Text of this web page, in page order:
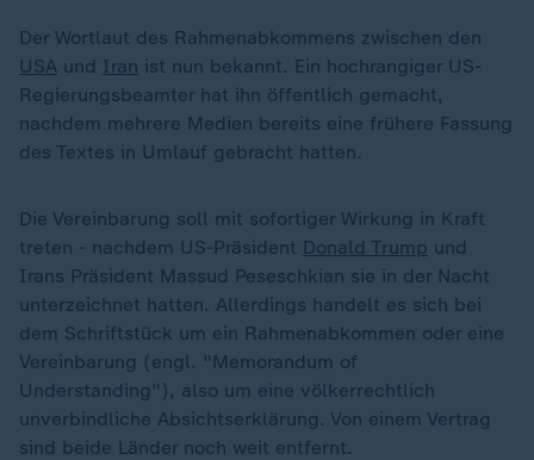
Der Wortlaut des Rahmenabkommens zwischen den
USA und Iran ist nun bekannt. Ein hochrangiger US-
Regierungsbeamter hat ihn öffentlich gemacht,
nachdem mehrere Medien bereits eine frühere Fassung
des Textes in Umlauf gebracht hatten.
Die Vereinbarung soll mit sofortiger Wirkung in Kraft
treten - nachdem US-Präsident Donald Trump und
Irans Präsident Massud Peseschkian sie in der Nacht
unterzeichnet hatten. Allerdings handelt es sich bei
dem Schriftstück um ein Rahmenabkommen oder eine
Vereinbarung (engl. "Memorandum of
Understanding"), also um eine völkerrechtlich
unverbindliche Absichtserklärung. Von einem Vertrag
sind beide Länder noch weit entfernt.